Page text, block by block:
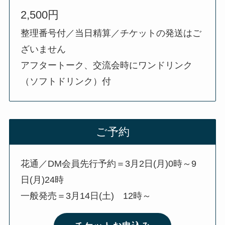
2,500円
整理番号付／当日精算／チケットの発送はご
ざいません
アフタートーク、交流会時にワンドリンク
（ソフトドリンク）付
ご予約
花通／DM会員先行予約＝3月2日(月)0時～9
日(月)24時
一般発売＝3月14日(土) 12時～